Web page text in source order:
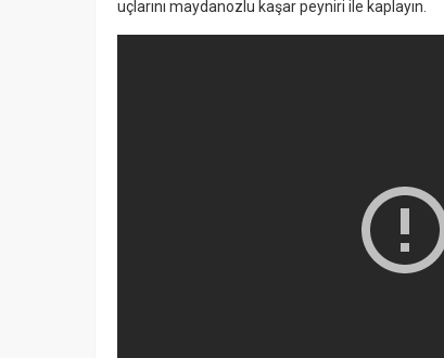
uçlarını maydanozlu kaşar peyniri ile kaplayın.